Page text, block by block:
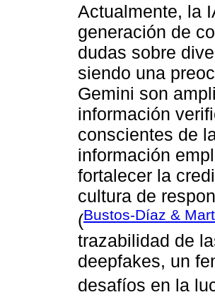
Actualmente, la
generación de
dudas sobre
siendo una
Gemini son
información
conscientes de
información
fortalecer la
cultura de
(Bustos-Díaz &
trazabilidad de
deepfakes, un
desafíos en la